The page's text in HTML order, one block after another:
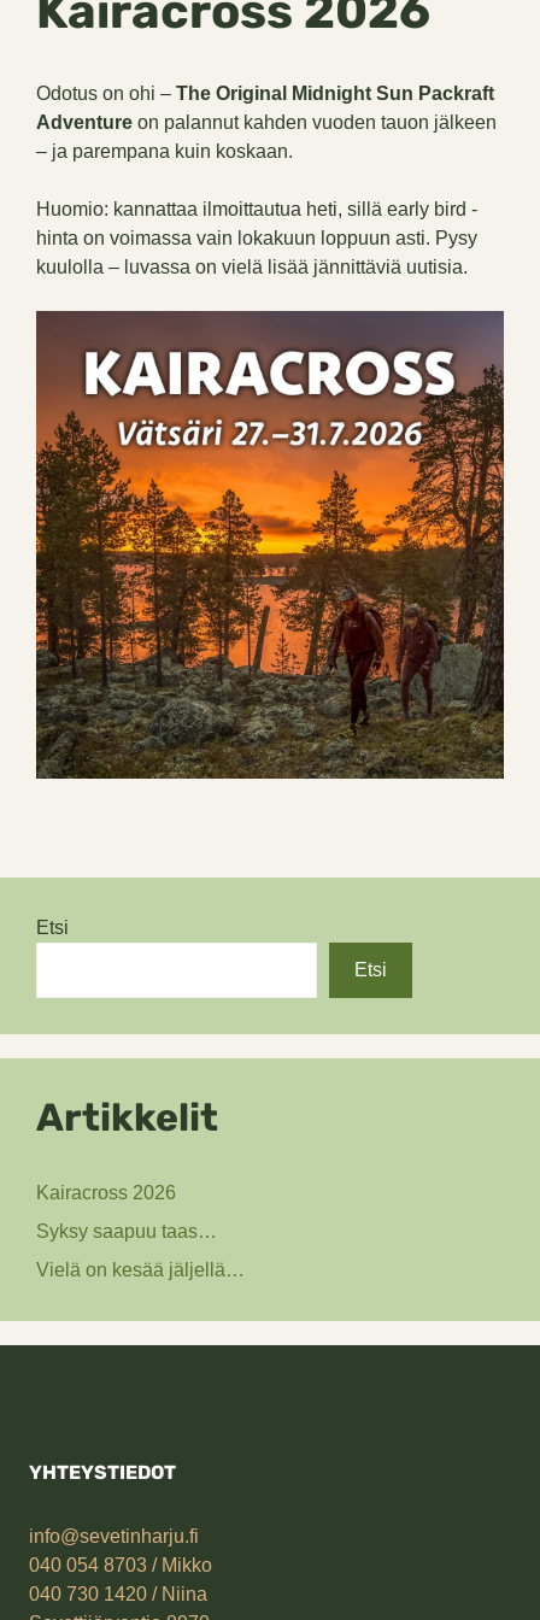
Kairacross 2026
Odotus on ohi – The Original Midnight Sun Packraft
Adventure on palannut kahden vuoden tauon jälkeen
– ja parempana kuin koskaan.
Huomio: kannattaa ilmoittautua heti, sillä early bird -
hinta on voimassa vain lokakuun loppuun asti. Pysy
kuulolla – luvassa on vielä lisää jännittäviä uutisia.
Etsi
Etsi
Artikkelit
Kairacross 2026
Syksy saapuu taas…
Vielä on kesää jäljellä…
YHTEYSTIEDOT
info@sevetinharju.fi
040 054 8703 / Mikko
040 730 1420 / Niina